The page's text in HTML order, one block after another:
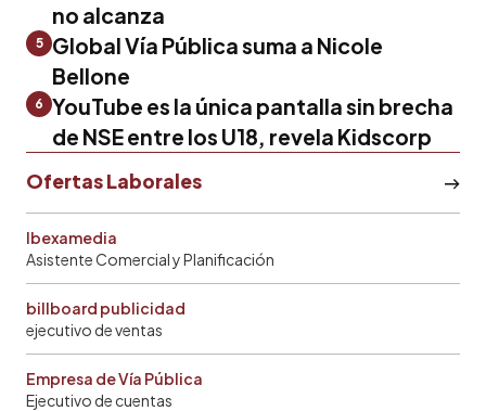
no alcanza
5
Global Vía Pública suma a Nicole
Bellone
6 YouTube es la única pantalla sin brecha
de NSE entre los U18, revela Kidscorp
Ofertas Laborales
Ibexamedia
Asistente Comercial y Planificación
billboard publicidad
ejecutivo de ventas
Empresa de Vía Pública
Ejecutivo de cuentas